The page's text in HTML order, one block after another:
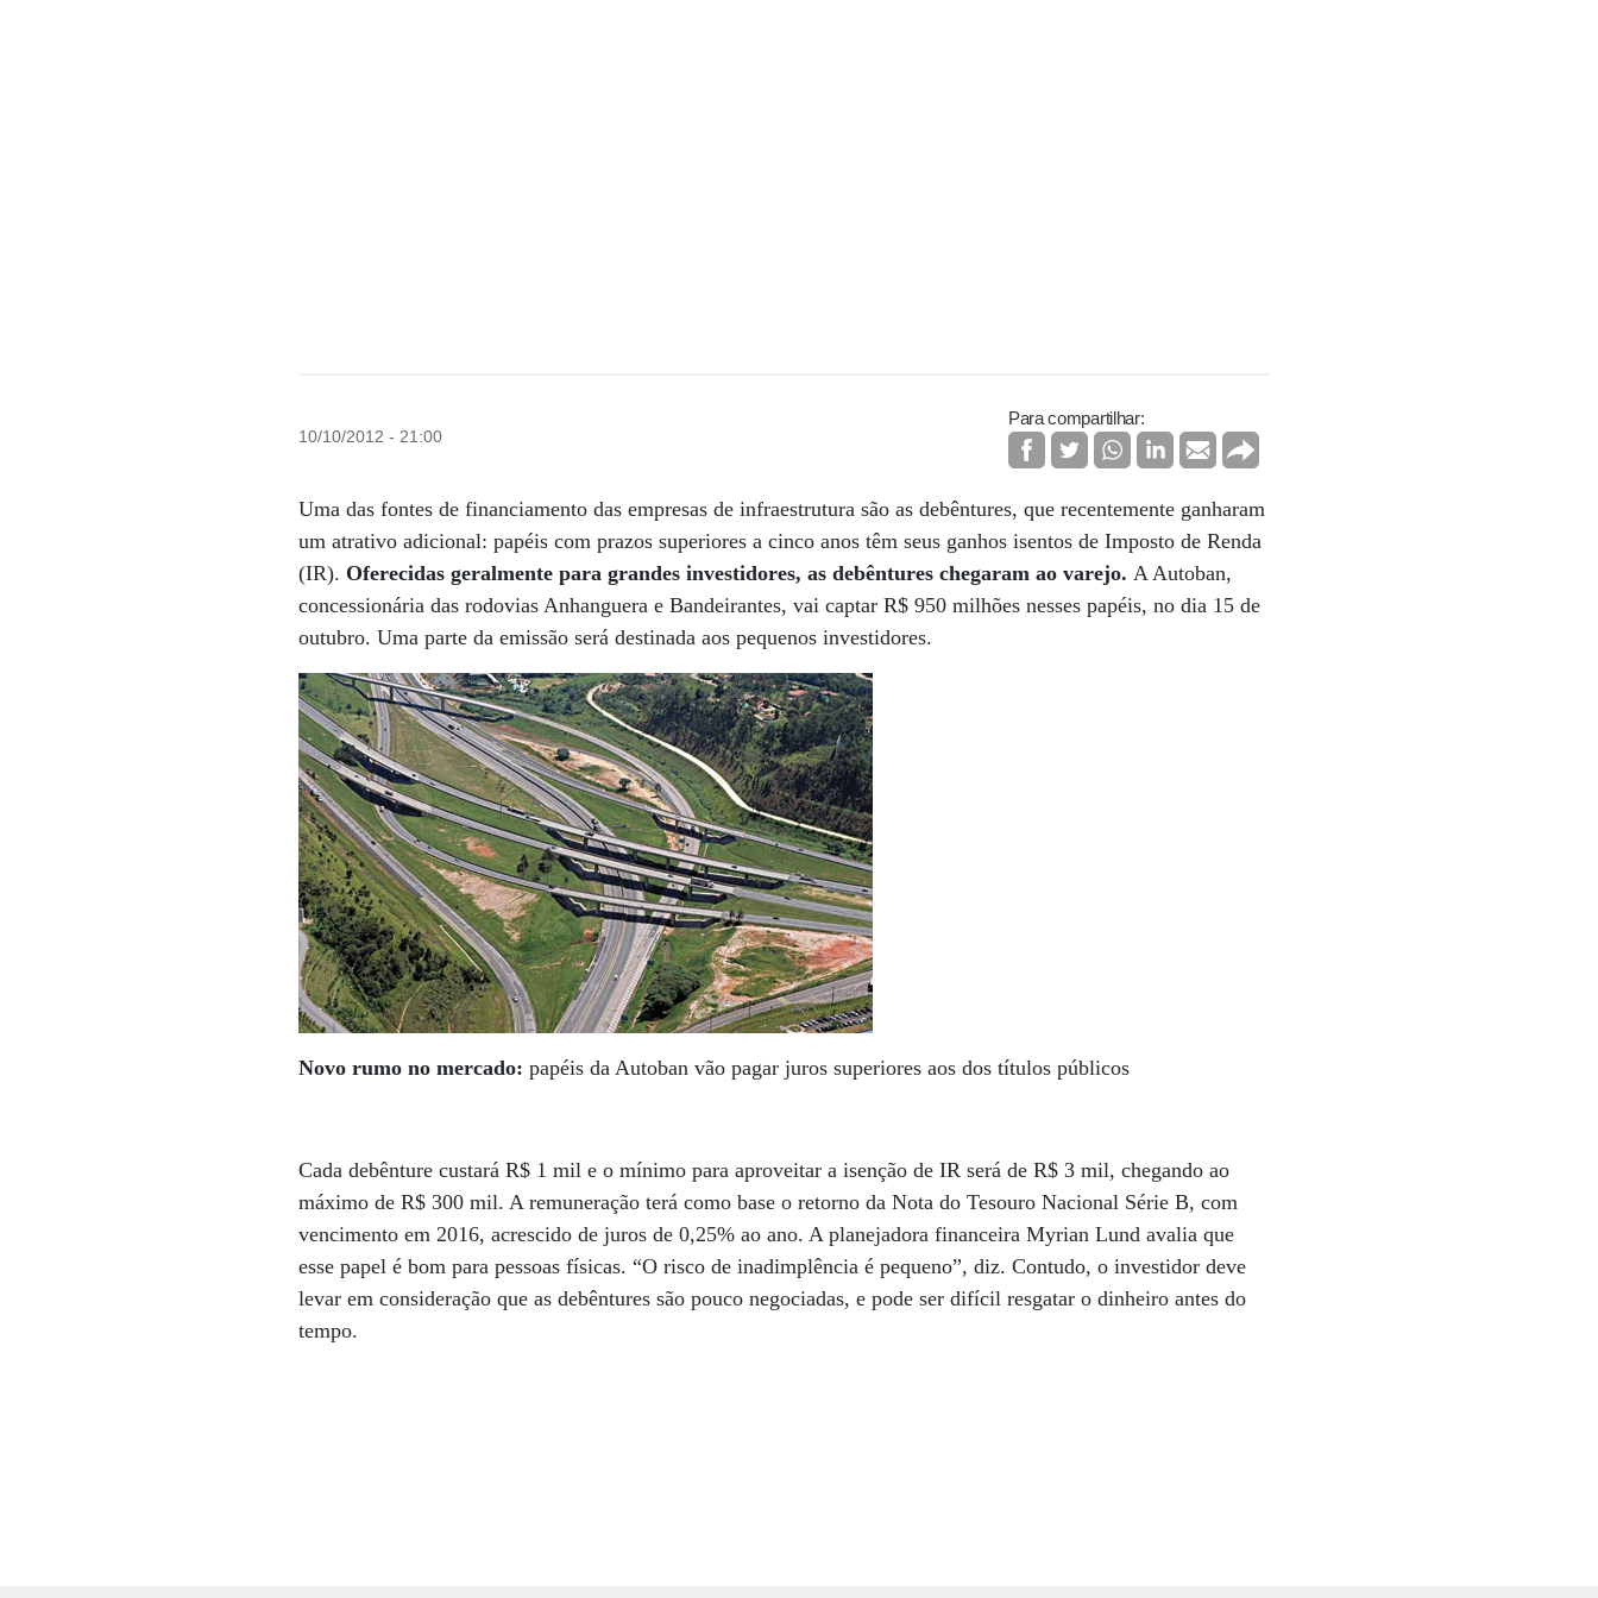
10/10/2012 - 21:00
Para compartilhar:
Uma das fontes de financiamento das empresas de infraestrutura são as debêntures, que recentemente ganharam
um atrativo adicional: papéis com prazos superiores a cinco anos têm seus ganhos isentos de Imposto de Renda
(IR). Oferecidas geralmente para grandes investidores, as debêntures chegaram ao varejo.A Autoban,
concessionária das rodovias Anhanguera e Bandeirantes, vai captar R$ 950 milhões nesses papéis, no dia 15 de
outubro. Uma parte da emissão será destinada aos pequenos investidores.
Novo rumo no mercado: papéis da Autoban vão pagar juros superiores aos dos títulos públicos
Cada debênture custará R$ 1 mil e o mínimo para aproveitar a isenção de IR será de R$ 3 mil, chegando ao
máximo de R$ 300 mil. A remuneração terá como base o retorno da Nota do Tesouro Nacional Série B, com
vencimento em 2016, acrescido de juros de 0,25% ao ano. A planejadora financeira Myrian Lund avalia que
esse papel é bom para pessoas físicas. “O risco de inadimplência é pequeno”, diz. Contudo, o investidor deve
levar em consideração que as debêntures são pouco negociadas, e pode ser difícil resgatar o dinheiro antes do
tempo.